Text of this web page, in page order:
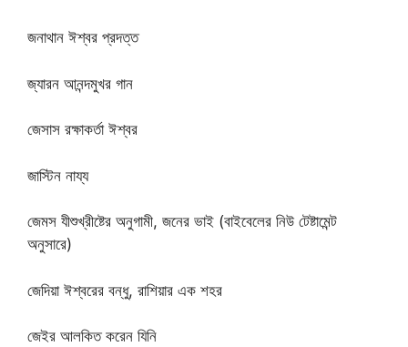
জনাথান ঈশ্বর প্রদত্ত
জ্যারন আনন্দমুখর গান
জেসাস রক্ষাকর্তা ঈশ্বর
জাস্টিন নায্য
জেমস যীশুখ্রীষ্টের অনুগামী, জনের ভাই (বাইবেলের নিউ টেষ্টামেন্ট
অনুসারে)
জেদিয়া ঈশ্বরের বন্ধু, রাশিয়ার এক শহর
জেইর আলকিত করেন যিনি